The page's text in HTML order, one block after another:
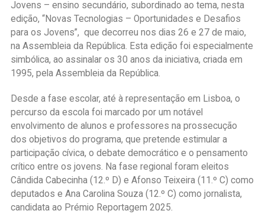
Jovens – ensino secundário, subordinado ao tema, nesta
edição, “Novas Tecnologias – Oportunidades e Desafios
para os Jovens”, que decorreu nos dias 26 e 27 de maio,
na Assembleia da República. Esta edição foi especialmente
simbólica, ao assinalar os 30 anos da iniciativa, criada em
1995, pela Assembleia da República.
Desde a fase escolar, até à representação em Lisboa, o
percurso da escola foi marcado por um notável
envolvimento de alunos e professores na prossecução
dos objetivos do programa, que pretende estimular a
participação cívica, o debate democrático e o pensamento
crítico entre os jovens. Na fase regional foram eleitos
Cândida Cabecinha (12.º D) e Afonso Teixeira (11.º C) como
deputados e Ana Carolina Souza (12.º C) como jornalista,
candidata ao Prémio Reportagem 2025.